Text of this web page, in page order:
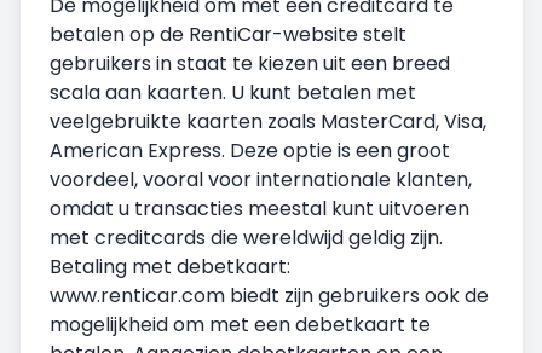
betalen op de RentiCar-website stelt
gebruikers in staat te kiezen uit een breed
scala aan kaarten. U kunt betalen met
veelgebruikte kaarten zoals MasterCard, Visa,
American Express. Deze optie is een groot
voordeel, vooral voor internationale klanten,
omdat u transacties meestal kunt uitvoeren
met creditcards die wereldwijd geldig zijn.
Betaling met debetkaart:
www.renticar.com biedt zijn gebruikers ook de
mogelijkheid om met een debetkaart te